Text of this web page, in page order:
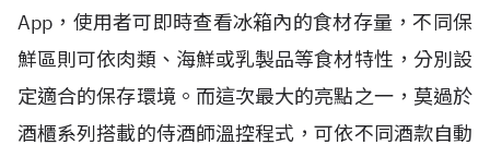
App，使用者可即時查看冰箱內的食材存量，不同保
鮮區則可依肉類、海鮮或乳製品等食材特性，分別設
定適合的保存環境。而這次最大的亮點之一，莫過於
酒櫃系列搭載的侍酒師溫控程式，可依不同酒款自動